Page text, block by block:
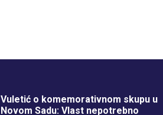
Vuletić o komemorativnom skupu u
Novom Sadu: Vlast nepotrebno